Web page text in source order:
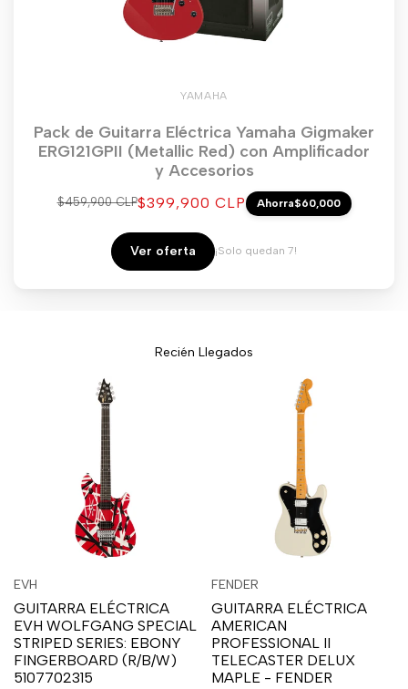
YAMAHA
Pack de Guitarra Eléctrica Yamaha Gigmaker
ERG121GPII (Metallic Red) con Amplificador
y Accesorios
Precio
$459,900 CLPPrecio
venta
$399,900 CLP Ahorra$60,000
Ver oferta ¡Solo quedan 7!
Recién Llegados
sesión
para
usar
la
lista
para
usar
Compare
Proveedor:
EVH
GUITARRA ELÉCTRICA
EVH WOLFGANG SPECIAL
STRIPED SERIES: EBONY
FINGERBOARD (R/B/W)
5107702315
sesión
para
usar
la
lista
sesión
para
usar
Compare
Vista
Proveedor:
FENDER
GUITARRA ELÉCTRICA
AMERICAN
PROFESSIONAL II
TELECASTER DELUX
MAPLE - FENDER